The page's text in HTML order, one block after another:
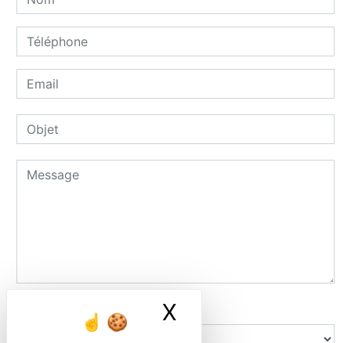
X
Combien font un plus dix